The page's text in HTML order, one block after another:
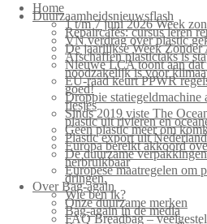
Home
Duurzaamheidsnieuwsflash
1 t/m 7 juni 2026 Week
Repaircafés: cursus leren
VN verdrag over plastic
De jaarlijkse Week
Afschaffen plastictaks is
Nieuwe LCA toont aan
noodzakelijk is voor
EU-raad keurt PPWR
goed!
Droppie statiegeldmachine
flesjes
Sinds 2019 viste The
plastic uit rivieren en
Geen plastic meer om
Plastic export uit
Europa bereikt akkoord
De duurzame
herbruikbaar
Europese maatregelen om
dringen.
Over Bag-again
Wie ben ik?
Onze duurzame merken
Bag-again in de media
FAQ Breadbag –